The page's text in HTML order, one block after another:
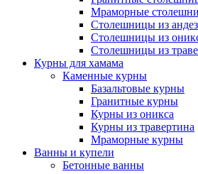
Мраморные
Столешницы из
Столешницы из
Столешницы из
Курны для хамама
Каменные курны
Базальтовые курны
Гранитные курны
Курны из оникса
Курны из травертина
Мраморные курны
Ванны и купели
Бетонные ванны